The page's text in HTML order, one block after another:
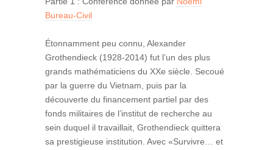
Bureau-Civil
Étonnamment peu connu, Alexander
Grothendieck (1928-2014) fut l’un des plus
grands mathématiciens du XXe siècle. Secoué
par la guerre du Vietnam, puis par la
découverte du financement partiel par des
fonds militaires de l’institut de recherche au
sein duquel il travaillait, Grothendieck quittera
sa prestigieuse institution. Avec «Survivre… et